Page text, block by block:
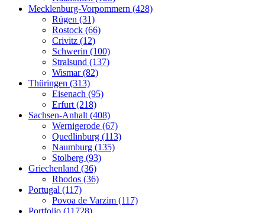
Mecklenburg-Vorpommern (428)
Rügen (31)
Rostock (66)
Crivitz (12)
Schwerin (100)
Stralsund (137)
Wismar (82)
Thüringen (313)
Eisenach (95)
Erfurt (218)
Sachsen-Anhalt (408)
Wernigerode (67)
Quedlinburg (113)
Naumburg (135)
Stolberg (93)
Griechenland (36)
Rhodos (36)
Portugal (117)
Povoa de Varzim (117)
Portfolio (11728)